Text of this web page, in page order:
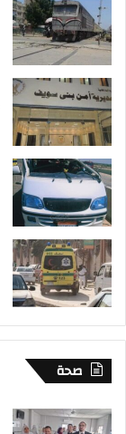
صحة